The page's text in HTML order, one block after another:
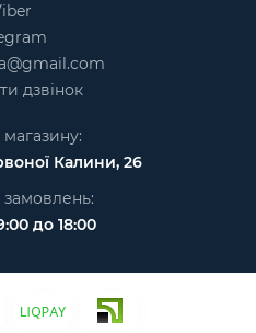
дзвінок
Калини, 26
до 18:00